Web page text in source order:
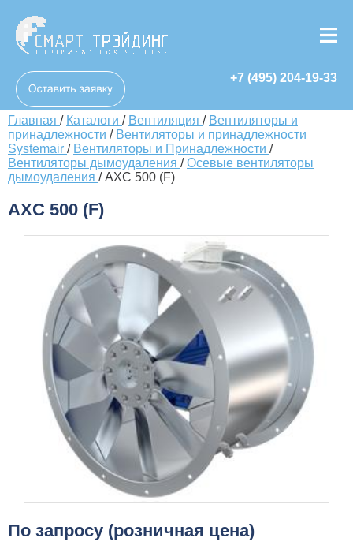
+7 (495) 204-19-33
Главная / Каталоги / Вентиляция / Вентиляторы и
принадлежности / Вентиляторы и принадлежности
Systemair / Вентиляторы и Принадлежности /
Вентиляторы дымоудаления /Осевые вентиляторы
дымоудаления /AXC 500 (F)
AXC 500 (F)
По запросу (розничная цена)